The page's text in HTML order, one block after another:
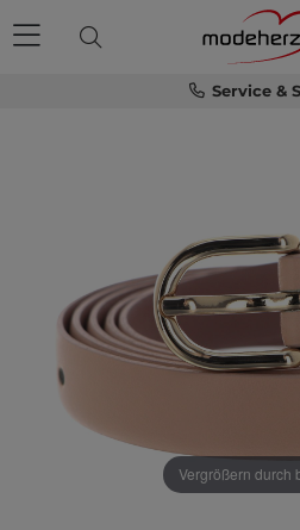
Service &
Vergrößern durch